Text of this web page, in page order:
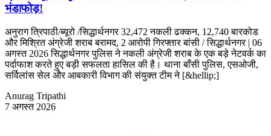
भंडाफोड़!
अनुराग त्रिपाठी/ब्यूरो /सिद्धार्थनगर 32,472 नकली ढक्कन, 12,740 बारकोड
और मिश्रित अंग्रेजी शराब बरामद, 2 आरोपी गिरफ्तार बांसी / सिद्धार्थनगर | 06
अगस्त 2026 सिद्धार्थनगर पुलिस ने नकली अंग्रेजी शराब के एक बड़े नेटवर्क का
पर्दाफाश करते हुए बड़ी सफलता हासिल की है। थाना बाँसी पुलिस, एसओजी,
सर्विलांस सेल और आबकारी विभाग की संयुक्त टीम ने [&hellip;]
Anurag Tripathi
7 अगस्त 2026